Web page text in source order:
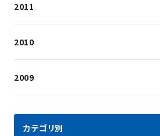
2011
2010
2009
カテゴリ別